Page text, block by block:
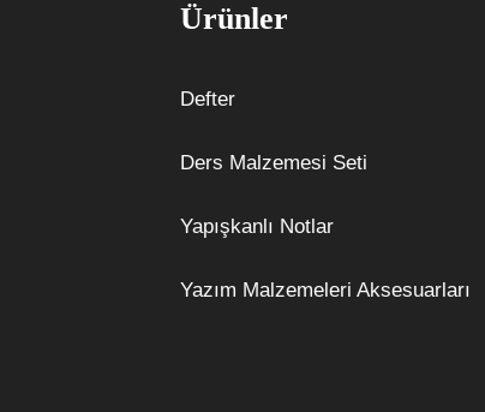
Ürünler
Defter
Ders Malzemesi Seti
Yapışkanlı Notlar
Yazım Malzemeleri Aksesuarları